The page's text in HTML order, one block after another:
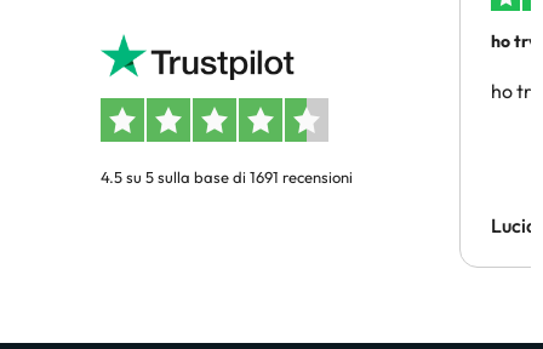
4.5 su 5 sulla base di 1691 recensioni
ho
ho
Lucia